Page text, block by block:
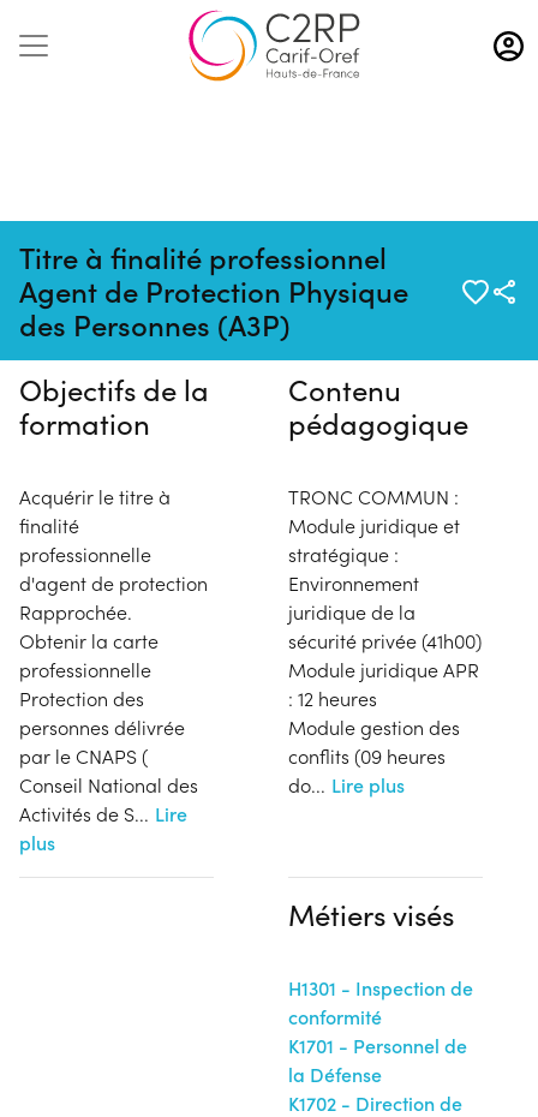
Aller
au
contenu
Titre à finalité professionnel
Agent de Protection Physique
des Personnes (A3P)
Pas de session programmée en
ce moment
Objectifs de la
formation
Acquérir le titre à
finalité
professionnelle
d'agent de protection
Rapprochée.
Obtenir la carte
professionnelle
Protection des
personnes délivrée
par le CNAPS (
Conseil National des
Activités de S... Lire
plus
Contenu
pédagogique
TRONC COMMUN :
Module juridique et
stratégique :
Environnement
juridique de la
sécurité privée (41h00)
Module juridique APR
: 12 heures
Module gestion des
conflits (09 heures
do... Lire plus
Métiers visés
H1301 - Inspection de
conformité
K1701 - Personnel de
la Défense
K1702 - Direction de